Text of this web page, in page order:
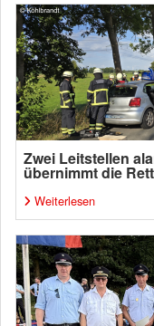
Zwei Leitstellen
übernimmt die
Weiterlesen